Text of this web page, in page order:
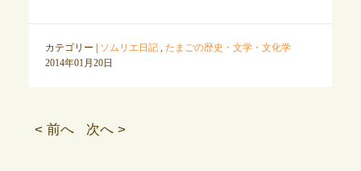
カテゴリー | ソムリエ日記, たまごの歴史・文学・文化学
2014年01月20日
< 前へ 次へ >